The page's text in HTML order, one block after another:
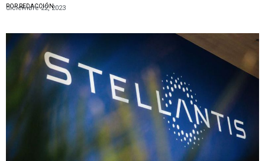
POR REDACCIÓN
diciembre 22, 2023